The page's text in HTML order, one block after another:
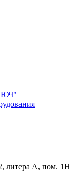
литера А, пом. 1Н